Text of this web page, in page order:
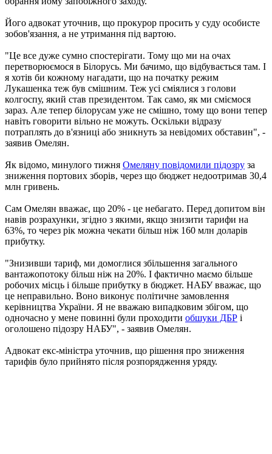
Його адвокат уточнив, що прокурор просить у суду особисте
зобов'язання, а не утримання під вартою.
"Це все дуже сумно спостерігати. Тому що ми на очах
перетворюємося в Білорусь. Ми бачимо, що відбувається там. І
я хотів би кожному нагадати, що на початку режим
Лукашенка теж був смішним. Теж усі сміялися з голови
колгоспу, який став президентом. Так само, як ми сміємося
зараз. Але тепер білорусам уже не смішно, тому що вони тепер
навіть говорити вільно не можуть. Оскільки відразу
потраплять до в'язниці або зникнуть за невідомих обставин", -
заявив Омелян.
Як відомо, минулого тижня Омеляну повідомили підозру за
зниження портових зборів, через що бюджет недоотримав 30,4
млн гривень.
Сам Омелян вважає, що 20% - це небагато. Перед допитом він
навів розрахунки, згідно з якими, якщо знизити тарифи на
63%, то через рік можна чекати більш ніж 160 млн доларів
прибутку.
"Знизивши тариф, ми домоглися збільшення загального
вантажопотоку більш ніж на 20%. І фактично маємо більше
робочих місць і більше прибутку в бюджет. НАБУ вважає, що
це неправильно. Воно виконує політичне замовлення
керівництва України. Я не вважаю випадковим збігом, що
одночасно у мене повинні були проходити обшуки ДБР і
оголошено підозру НАБУ", - заявив Омелян.
Адвокат екс-міністра уточнив, що рішення про зниження
тарифів було прийнято після розпорядження уряду.